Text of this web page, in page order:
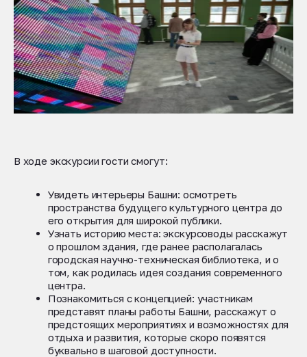
В ходе экскурсии гости смогут:
Увидеть интерьеры Башни: осмотреть
пространства будущего культурного центра до
его открытия для широкой публики.
Узнать историю места: экскурсоводы расскажут
о прошлом здания, где ранее располагалась
городская научно-техническая библиотека, и о
том, как родилась идея создания современного
центра.
Познакомиться с концепцией: участникам
представят планы работы Башни, расскажут о
предстоящих мероприятиях и возможностях для
отдыха и развития, которые скоро появятся
буквально в шаговой доступности.